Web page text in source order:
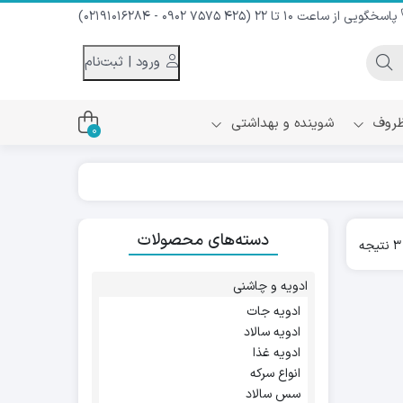
پاسخگویی از ساعت 10 تا 22 (425 7575 0902 - 02191016284)
سرد
شوینده و بهداشتی 0
Sorted
popularity
دسته‌های محصولات
ادویه و چاشنی
ادویه جات
ادویه سالاد
ادویه غذا
انواع سرکه
سس سالاد